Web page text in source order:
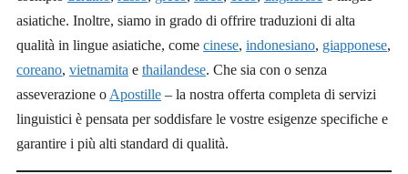
asiatiche. Inoltre, siamo in grado di offrire traduzioni di alta
qualità in lingue asiatiche, come cinese, indonesiano, giapponese,
coreano, vietnamita e thailandese. Che sia con o senza
asseverazione o Apostille – la nostra offerta completa di servizi
linguistici è pensata per soddisfare le vostre esigenze specifiche e
garantire i più alti standard di qualità.